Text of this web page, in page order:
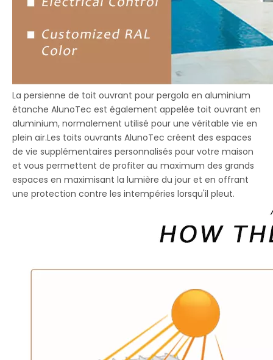
La persienne de toit ouvrant pour pergola en aluminium
étanche AlunoTec est également appelée toit ouvrant en
aluminium, normalement utilisé pour une véritable vie en
plein air.Les toits ouvrants AlunoTec créent des espaces
de vie supplémentaires personnalisés pour votre maison
et vous permettent de profiter au maximum des grands
espaces en maximisant la lumière du jour et en offrant
une protection contre les intempéries lorsqu'il pleut.